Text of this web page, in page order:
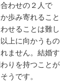
わせの２人で
歩み寄れること
せることは難し
上に向かうもの
ません。結婚す
りを持つことが
うです。